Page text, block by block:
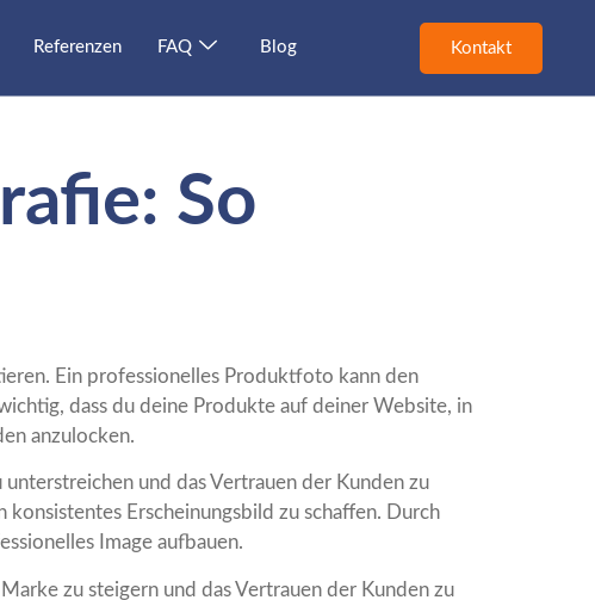
Referenzen FAQ Blog Kontakt
So
Ein professionelles Produktfoto kann den
dass du deine Produkte auf deiner Website, in
anzulocken.
und das Vertrauen der Kunden zu
Erscheinungsbild zu schaffen. Durch
Image aufbauen.
zu steigern und das Vertrauen der Kunden zu